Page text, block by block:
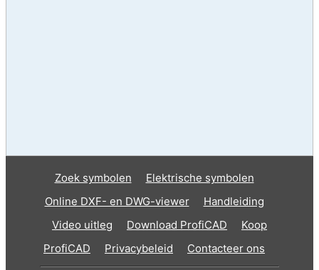
Zoek symbolen
Elektrische symbolen
Online DXF- en DWG-viewer
Handleiding
Video uitleg
Download ProfiCAD
Koop
ProfiCAD
Privacybeleid Contacteer ons